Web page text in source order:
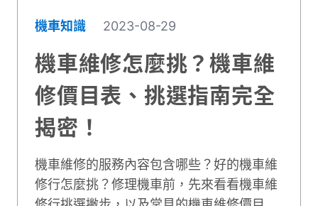
機車知識 2023-08-29
機車維修怎麼挑？機車維
修價目表、挑選指南完全
揭密！
機車維修的服務內容包含哪些？好的機車維
修行怎麼挑？修理機車前，先來看看機車維